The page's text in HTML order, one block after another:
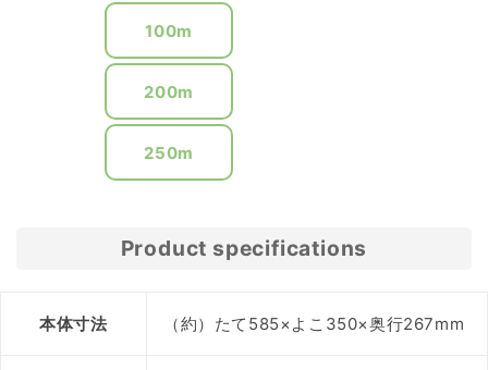
100m
200m
250m
Product specifications
本体寸法 （約）たて585×よこ350×奥行267mm